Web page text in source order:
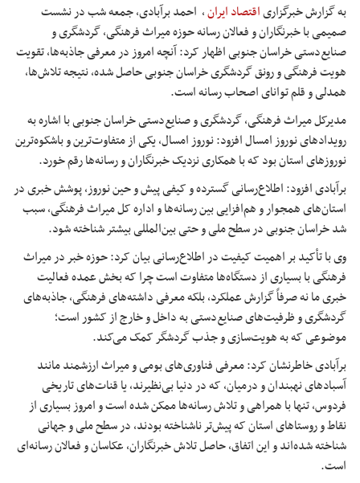
به گزارش خبرگزاریاقتصاد ایران, احمد برآبادی، جمعه شب در نشست
صمیمی با خبرنگاران و فعالان رسانه حوزه میراث فرهنگی، گردشگری و
صنایع‌دستی خراسان جنوبی اظهار کرد: آنچه امروز در معرفی جاذبه‌ها، تقویت
هویت فرهنگی و رونق گردشگری خراسان جنوبی حاصل شده، نتیجه تلاش‌ها،
همدلی و قلم توانای اصحاب رسانه است.
مدیرکل میراث فرهنگی، گردشگری و صنایع‌دستی خراسان جنوبی با اشاره به
رویدادهای نوروز امسال افزود: نوروز امسال، یکی از متفاوت‌ترین و باشکوه‌ترین
نوروزهای استان بود که با همکاری نزدیک خبرنگاران و رسانه‌ها رقم خورد.
برآبادی افزود: اطلاع‌رسانی گسترده و کیفی پیش و حین نوروز، پوشش خبری در
استان‌های همجوار و هم‌افزایی بین رسانه‌ها و اداره کل میراث فرهنگی، سبب
شد خراسان جنوبی در سطح ملی و حتی بین‌المللی بیشتر شناخته شود.
وی با تأکید بر اهمیت کیفیت در اطلاع‌رسانی بیان کرد: حوزه خبر در میراث
فرهنگی با بسیاری از دستگاه‌ها متفاوت است چرا که بخش عمده فعالیت
خبری ما نه صرفاً گزارش عملکرد، بلکه معرفی داشته‌های فرهنگی، جاذبه‌های
گردشگری و ظرفیت‌های صنایع‌دستی به داخل و خارج از کشور است؛
موضوعی که به هویت‌سازی و جذب گردشگر کمک می‌کند.
برآبادی خاطرنشان کرد: معرفی فناوری‌های بومی و میراث ارزشمند مانند
آسبادهای نهبندان و درمیان، که در دنیا بی‌نظیرند، یا قنات‌های تاریخی
فردوس، تنها با همراهی و تلاش رسانه‌ها ممکن شده است و امروز بسیاری از
نقاط و روستاهای استان که پیش‌تر ناشناخته بودند، در سطح ملی و جهانی
شناخته شده‌اند و این اتفاق، حاصل تلاش خبرنگاران، عکاسان و فعالان رسانه‌ای
است.